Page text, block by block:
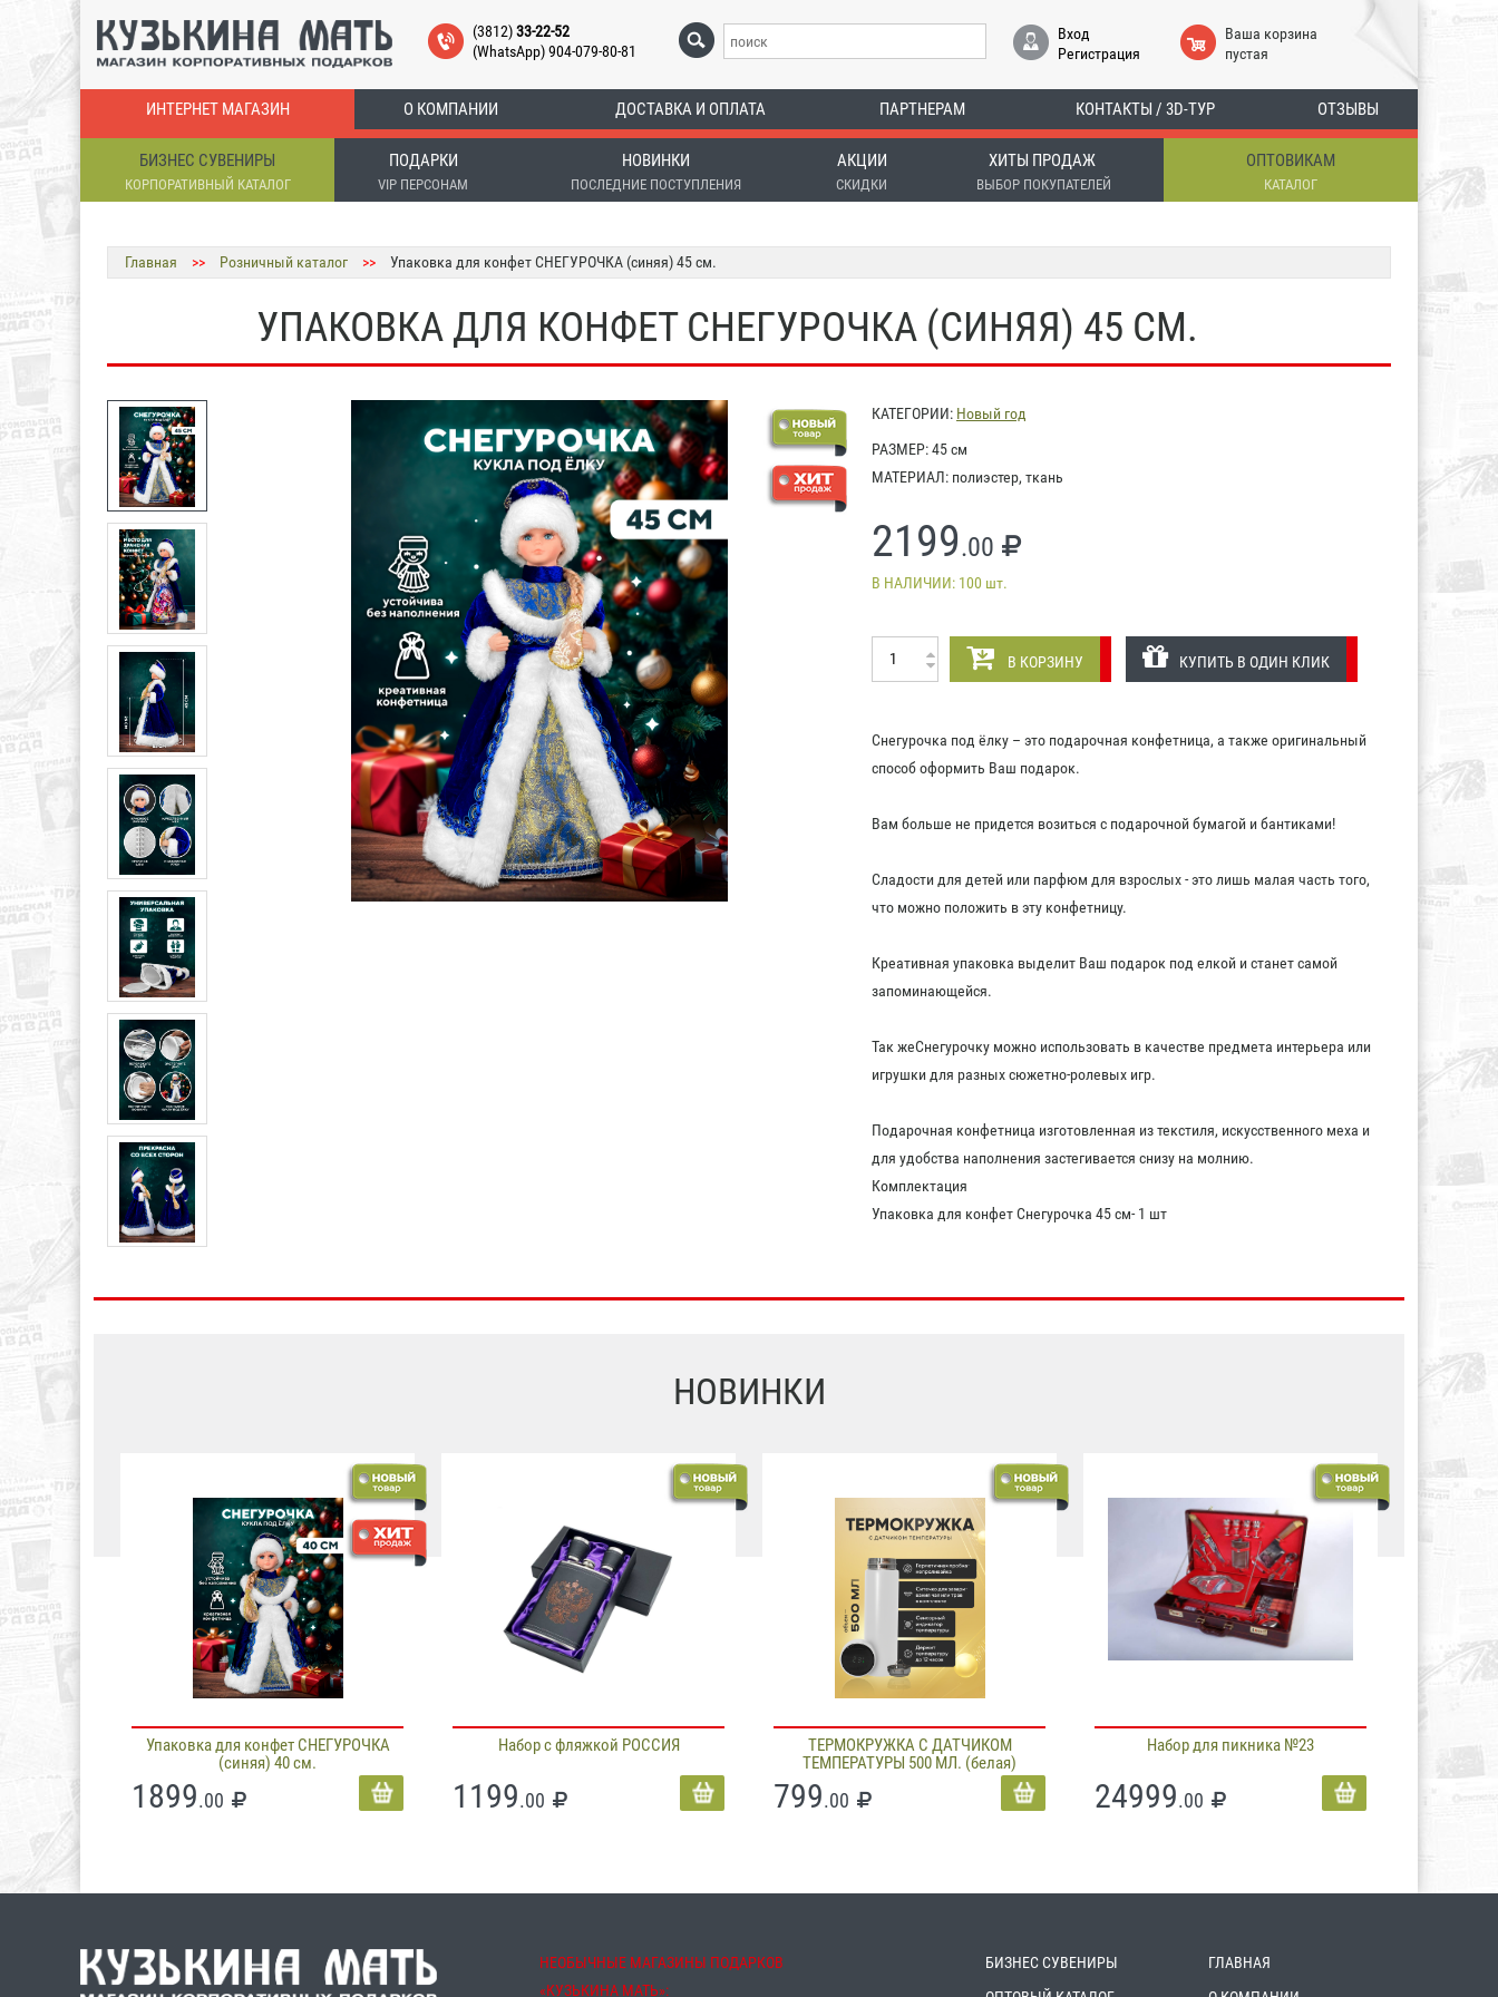
(3812)33-22-52
(WhatsApp) 904-079-80-81
Вход
Регистрация
Ваша корзина
пустая
ИНТЕРНЕТ МАГАЗИН О КОМПАНИИ ДОСТАВКА И ОПЛАТА ПАРТНЕРАМ КОНТАКТЫ / 3D-ТУР ОТЗЫВЫ
БИЗНЕС СУВЕНИРЫ
КОРПОРАТИВНЫЙ КАТАЛОГ
ПОДАРКИ
VIP ПЕРСОНАМ
НОВИНКИ
ПОСЛЕДНИЕ ПОСТУПЛЕНИЯ
АКЦИИ
СКИДКИ
ХИТЫ ПРОДАЖ
ВЫБОР ПОКУПАТЕЛЕЙ
ОПТОВИКАМ
КАТАЛОГ
Главная >> Розничный каталог >> Упаковка для конфет СНЕГУРОЧКА (синяя) 45 см.
УПАКОВКА ДЛЯ КОНФЕТ СНЕГУРОЧКА (СИНЯЯ) 45 СМ.
КАТЕГОРИИ: Новый год
РАЗМЕР: 45 см
МАТЕРИАЛ: полиэстер, ткань
2199.00
В НАЛИЧИИ: 100 шт.
В КОРЗИНУ КУПИТЬ В ОДИН КЛИК
Снегурочка под ёлку – это подарочная конфетница, а также оригинальный
способ оформить Ваш подарок.
Вам больше не придется возиться с подарочной бумагой и бантиками!
Сладости для детей или парфюм для взрослых - это лишь малая часть того,
что можно положить в эту конфетницу.
Креативная упаковка выделит Ваш подарок под елкой и станет самой
запоминающейся.
Так жеСнегурочку можно использовать в качестве предмета интерьера или
игрушки для разных сюжетно-ролевых игр.
Подарочная конфетница изготовленная из текстиля, искусственного меха и
для удобства наполнения застегивается снизу на молнию.
Комплектация
Упаковка для конфет Снегурочка 45 см- 1 шт
НОВИНКИ
Упаковка для конфет СНЕГУРОЧКА
(синяя) 40 см.
1899.00
Набор с фляжкой РОССИЯ
1199.00
ТЕРМОКРУЖКА С ДАТЧИКОМ
ТЕМПЕРАТУРЫ 500 МЛ. (белая)
799.00
Набор для пикника №23
24999.00
НЕОБЫЧНЫЕ МАГАЗИНЫ ПОДАРКОВ
«‎КУЗЬКИНА МАТЬ»‎:
БИЗНЕС СУВЕНИРЫ
ГЛАВНАЯ